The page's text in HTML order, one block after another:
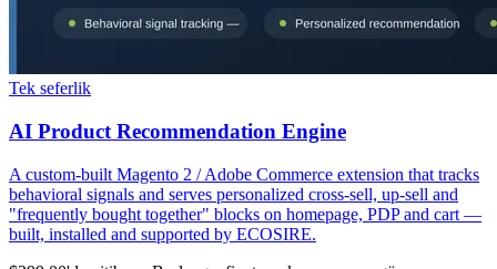
Tek seferlik
AI Product Recommendation Engine
A custom-built Magento 2 / Adobe Commerce extension that tracks
behavioral signals and serves personalized cross-sell, up-sell and
"frequently bought together" blocks on homepage, PDP and cart —
built, installed and supported by ECOSIRE.